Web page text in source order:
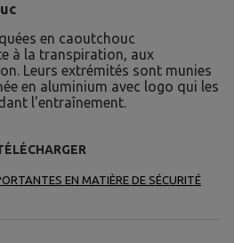
en caoutchouc
à la transpiration, aux
Leurs extrémités sont munies
en aluminium avec logo qui les
l'entraînement.
EN MATIÈRE DE SÉCURITÉ